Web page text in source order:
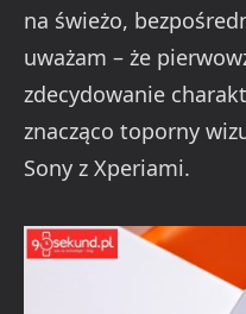
na świeżo,
uważam – że
zdecydowanie
znacząco toporny
Sony z Xperiami.